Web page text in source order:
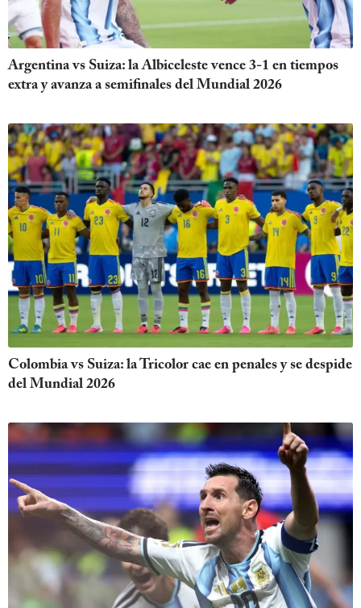
Argentina vs Suiza: la Albiceleste vence 3-1 en tiempos
extra y avanza a semifinales del Mundial 2026
Colombia vs Suiza: la Tricolor cae en penales y se despide
del Mundial 2026